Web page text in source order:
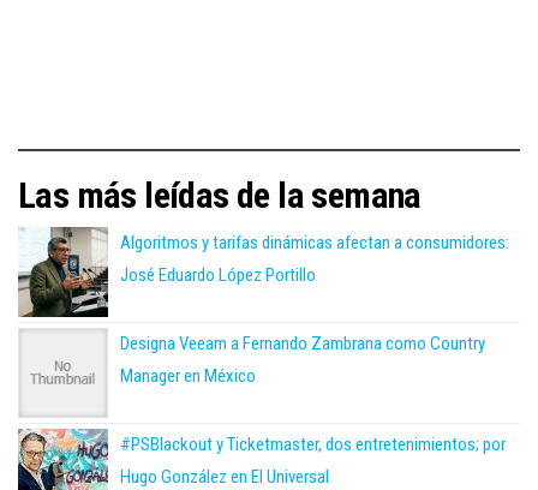
Las más leídas de la semana
Algoritmos y tarifas dinámicas afectan a consumidores:
José Eduardo López Portillo
Designa Veeam a Fernando Zambrana como Country
Manager en México
#PSBlackout y Ticketmaster, dos entretenimientos; por
Hugo González en El Universal